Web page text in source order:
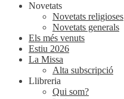
Novetats
Novetats religioses
Novetats generals
Els més venuts
Estiu 2026
La Missa
Alta subscripció
Llibreria
Qui som?